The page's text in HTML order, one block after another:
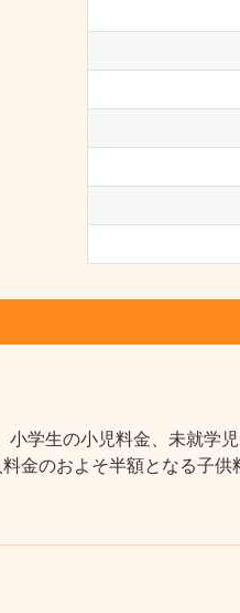
学生の小児料金、未就学
金のおよそ半額となる子